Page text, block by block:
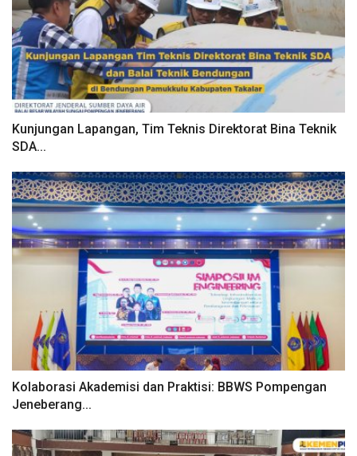
Kunjungan Lapangan, Tim Teknis Direktorat Bina Teknik
SDA...
Kolaborasi Akademisi dan Praktisi: BBWS Pompengan
Jeneberang...